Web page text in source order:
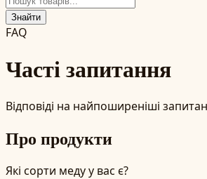
Знайти
FAQ
Часті запитання
Відповіді на найпоширеніші
Про продукти
Які сорти меду у вас є?